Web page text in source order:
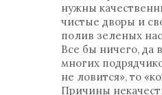
нужны
чистые дворы и
полив зеленых
Все бы ничего, да
многих
не ловится», то
Причины